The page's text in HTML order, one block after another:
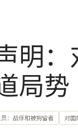
明
局势
：战俘和被拘留者 对国